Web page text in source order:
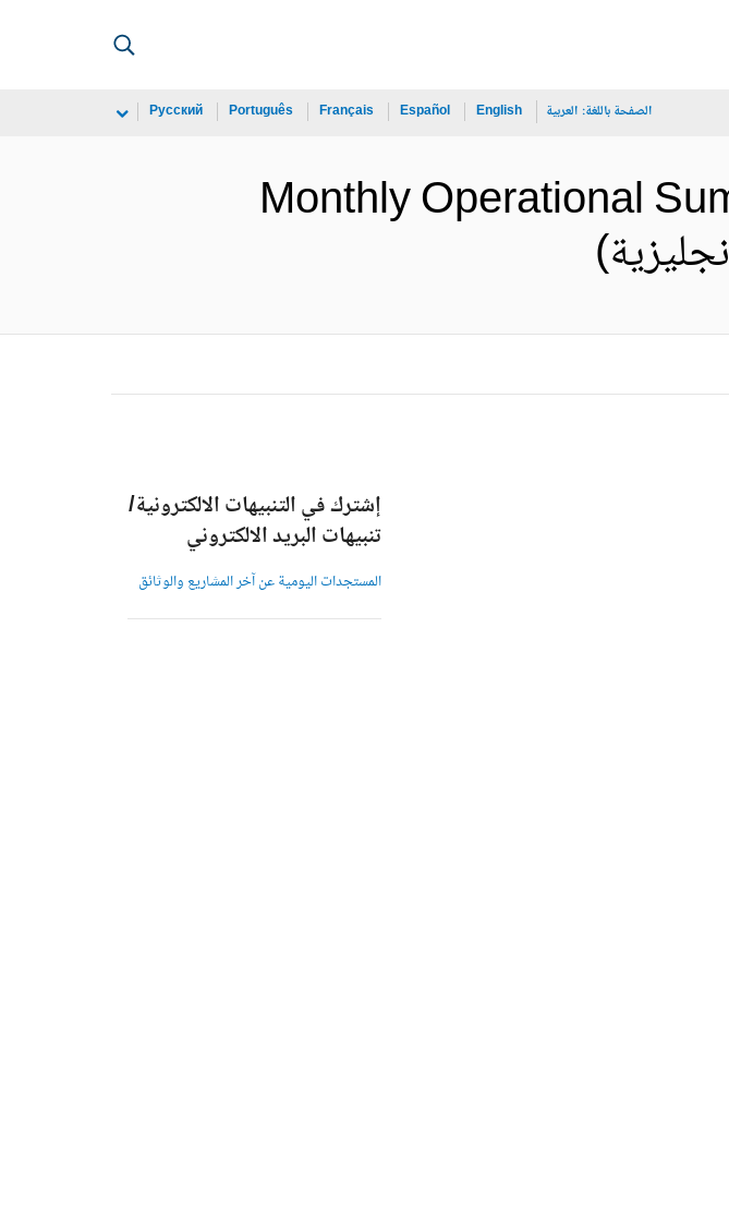
الصفحة باللغة: العربية English
Español
Français
Português
Русский
Monthly Operational
إشترك في التنبيهات الالكترونية/
تنبيهات البريد الالكتروني
المستجدات اليومية عن آخر المشاريع والوثائق